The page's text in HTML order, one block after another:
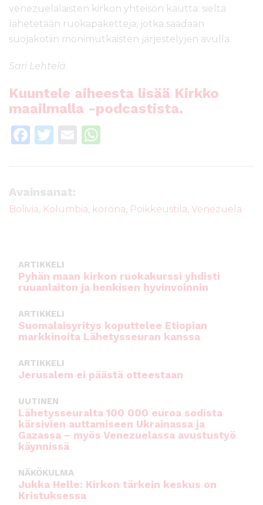
venezuelalaisten kirkon yhteisön kautta: sieltä
lähetetään ruokapaketteja, jotka saadaan
suojakotiin monimutkaisten järjestelyjen avulla.
Sari Lehtelä
Kuuntele aiheesta lisää Kirkko
maailmalla -podcastista.
F
e
b
k
T
te
r
E
A
Avainsanat:
Bolivia, Kolumbia, korona, Poikkeustila, Venezuela
ARTIKKELI
Pyhän maan kirkon ruokakurssi yhdisti
ruuanlaiton ja henkisen hyvinvoinnin
ARTIKKELI
Suomalaisyritys koputtelee Etiopian
markkinoita Lähetysseuran kanssa
ARTIKKELI
Jerusalem ei päästä otteestaan
UUTINEN
Lähetysseuralta 100 000 euroa sodista
kärsivien auttamiseen Ukrainassa ja
Gazassa – myös Venezuelassa avustustyö
käynnissä
NÄKÖKULMA
Jukka Helle: Kirkon tärkein keskus on
Kristuksessa